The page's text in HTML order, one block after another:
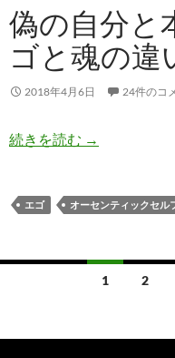
偽の自分
ゴと魂の違
2018年4月6日 24件のコ
続きを読む 偽の自分と
→
エゴ オーセンティックセル
ナ
1 2